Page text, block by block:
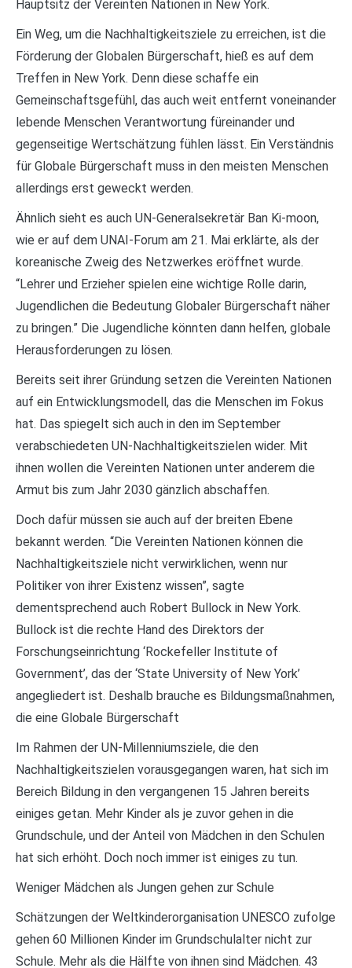
Hauptsitz der Vereinten Nationen in New York.
Ein Weg, um die Nachhaltigkeitsziele zu erreichen, ist die
Förderung der Globalen Bürgerschaft, hieß es auf dem
Treffen in New York. Denn diese schaffe ein
Gemeinschaftsgefühl, das auch weit entfernt voneinander
lebende Menschen Verantwortung füreinander und
gegenseitige Wertschätzung fühlen lässt. Ein Verständnis
für Globale Bürgerschaft muss in den meisten Menschen
allerdings erst geweckt werden.
Ähnlich sieht es auch UN-Generalsekretär Ban Ki-moon,
wie er auf dem UNAI-Forum am 21. Mai erklärte, als der
koreanische Zweig des Netzwerkes eröffnet wurde.
“Lehrer und Erzieher spielen eine wichtige Rolle darin,
Jugendlichen die Bedeutung Globaler Bürgerschaft näher
zu bringen.” Die Jugendliche könnten dann helfen, globale
Herausforderungen zu lösen.
Bereits seit ihrer Gründung setzen die Vereinten Nationen
auf ein Entwicklungsmodell, das die Menschen im Fokus
hat. Das spiegelt sich auch in den im September
verabschiedeten UN-Nachhaltigkeitszielen wider. Mit
ihnen wollen die Vereinten Nationen unter anderem die
Armut bis zum Jahr 2030 gänzlich abschaffen.
Doch dafür müssen sie auch auf der breiten Ebene
bekannt werden. “Die Vereinten Nationen können die
Nachhaltigkeitsziele nicht verwirklichen, wenn nur
Politiker von ihrer Existenz wissen”, sagte
dementsprechend auch Robert Bullock in New York.
Bullock ist die rechte Hand des Direktors der
Forschungseinrichtung ‘Rockefeller Institute of
Government’, das der ‘State University of New York’
angegliedert ist. Deshalb brauche es Bildungsmaßnahmen,
die eine Globale Bürgerschaft
Im Rahmen der UN-Millenniumsziele, die den
Nachhaltigkeitszielen vorausgegangen waren, hat sich im
Bereich Bildung in den vergangenen 15 Jahren bereits
einiges getan. Mehr Kinder als je zuvor gehen in die
Grundschule, und der Anteil von Mädchen in den Schulen
hat sich erhöht. Doch noch immer ist einiges zu tun.
Weniger Mädchen als Jungen gehen zur Schule
Schätzungen der Weltkinderorganisation UNESCO zufolge
gehen 60 Millionen Kinder im Grundschulalter nicht zur
Schule. Mehr als die Hälfte von ihnen sind Mädchen. 43